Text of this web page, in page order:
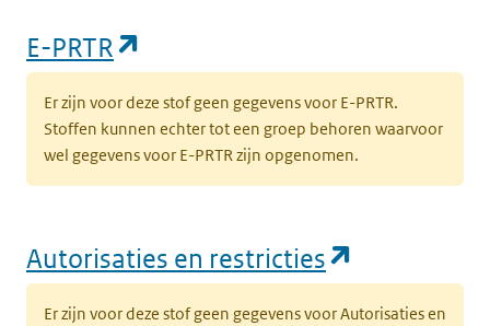
E-PRTR
Er zijn voor deze stof geen gegevens voor E-PRTR.
Stoffen kunnen echter tot een groep behoren waarvoor
wel gegevens voor E-PRTR zijn opgenomen.
Autorisaties en restricties
Er zijn voor deze stof geen gegevens voor Autorisaties en